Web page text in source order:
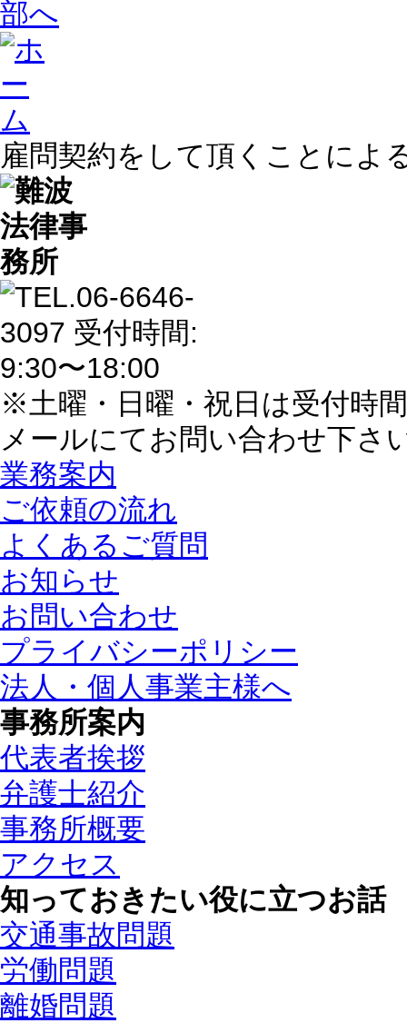
雇問契約をして頂くことによ
※土曜・日曜・祝日は受付時
メールにてお問い合わせ下さ
業務案内
ご依頼の流れ
よくあるご質問
お知らせ
お問い合わせ
プライバシーポリシー
法人・個人事業主様へ
事務所案内
代表者挨拶
弁護士紹介
事務所概要
アクセス
知っておきたい役に立つお話
交通事故問題
労働問題
離婚問題